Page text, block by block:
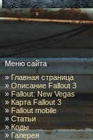
Меню сайта
»Главная страница
» Описание Fallout 3
» Fallout: New Vegas
»Карта Fallout 3
» Fallout mobile
» Статьи
» Коды
» Галерея